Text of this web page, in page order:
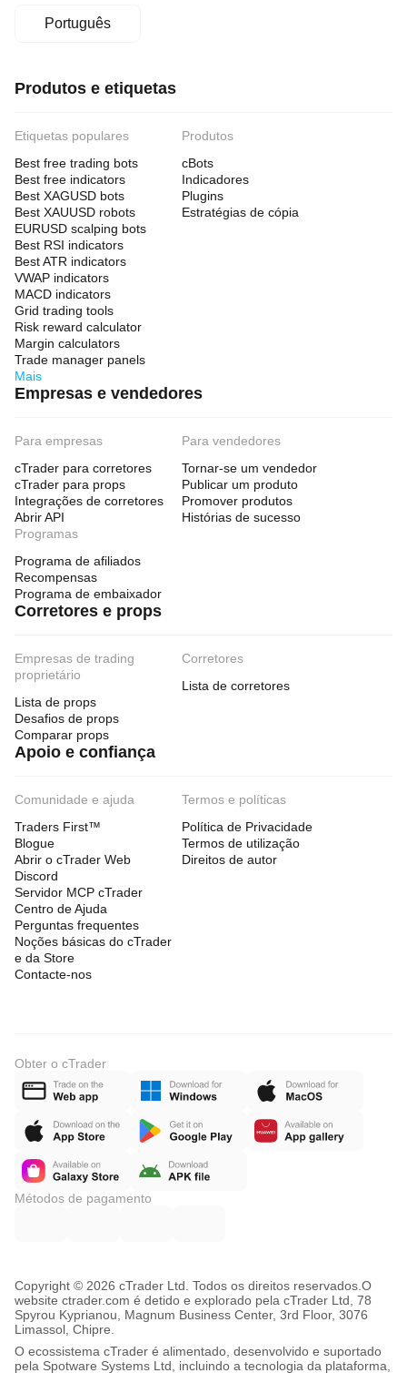
Português
Produtos e etiquetas
Etiquetas populares
Best free trading bots
Best free indicators
Best XAGUSD bots
Best XAUUSD robots
EURUSD scalping bots
Best RSI indicators
Best ATR indicators
VWAP indicators
MACD indicators
Grid trading tools
Risk reward calculator
Margin calculators
Trade manager panels
Mais
Produtos
cBots
Indicadores
Plugins
Estratégias de cópia
Empresas e vendedores
Para empresas
cTrader para corretores
cTrader para props
Integrações de corretores
Abrir API
Para vendedores
Tornar-se um vendedor
Publicar um produto
Promover produtos
Histórias de sucesso
Programas
Programa de afiliados
Recompensas
Programa de embaixador
Corretores e props
Empresas de trading
proprietário
Lista de props
Desafios de props
Comparar props
Corretores
Lista de corretores
Apoio e confiança
Comunidade e ajuda
Traders First™
Blogue
Abrir o cTrader Web
Discord
Servidor MCP cTrader
Centro de Ajuda
Perguntas frequentes
Noções básicas do cTrader
e da Store
Contacte-nos
Termos e políticas
Política de Privacidade
Termos de utilização
Direitos de autor
Obter o cTrader
Métodos de pagamento
Copyright © 2026 cTrader Ltd. Todos os direitos reservados. O
website ctrader.com é detido e explorado pela cTrader Ltd, 78
Spyrou Kyprianou, Magnum Business Center, 3rd Floor, 3076
Limassol, Chipre.
O ecossistema cTrader é alimentado, desenvolvido e suportado
pela Spotware Systems Ltd, incluindo a tecnologia da plataforma,